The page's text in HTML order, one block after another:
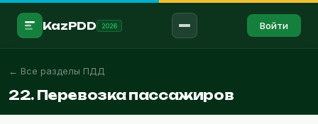
KazPDD 2026 Войти
Войти в аккаунт →
ҚАЗ
← Все разделы ПДД
22. Перевозка пассажиров